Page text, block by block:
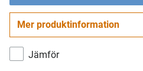
Gå till
Mer produktinformation
Jämför